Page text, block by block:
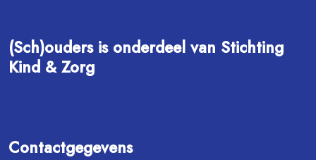
(Sch)ouders is onderdeel van Stichting
Kind & Zorg
Contactgegevens